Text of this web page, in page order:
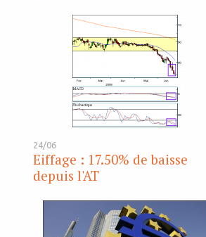
24/06
Eiffage : 17.50% de baisse
depuis l'AT